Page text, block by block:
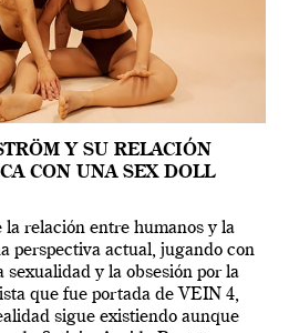
Y SU RELACIÓN
CON UNA SEX DOLL
la relación entre humanos y la
perspectiva actual, jugando con
sexualidad y la obsesión por la
que fue portada de VEIN 4,
sigue existiendo aunque